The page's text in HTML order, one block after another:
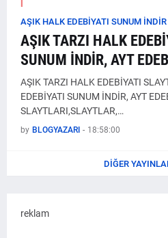
AŞIK HALK EDEBİYATI SUNUM İNDİR
AŞIK TARZI HALK
SUNUM İNDİR, AYT
AŞIK TARZI HALK EDEBİYATI
EDEBİYATI SUNUM İNDİR, AYT
SLAYTLARI,SLAYTLAR,…
by BLOGYAZARI - 18:58:00
DIĞER
reklam